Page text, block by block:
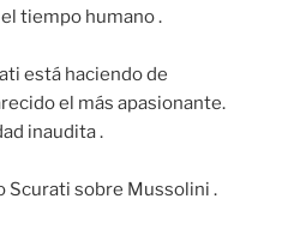
tiempo humano .
está haciendo de
el más apasionante.
inaudita .
Scurati sobre Mussolini .